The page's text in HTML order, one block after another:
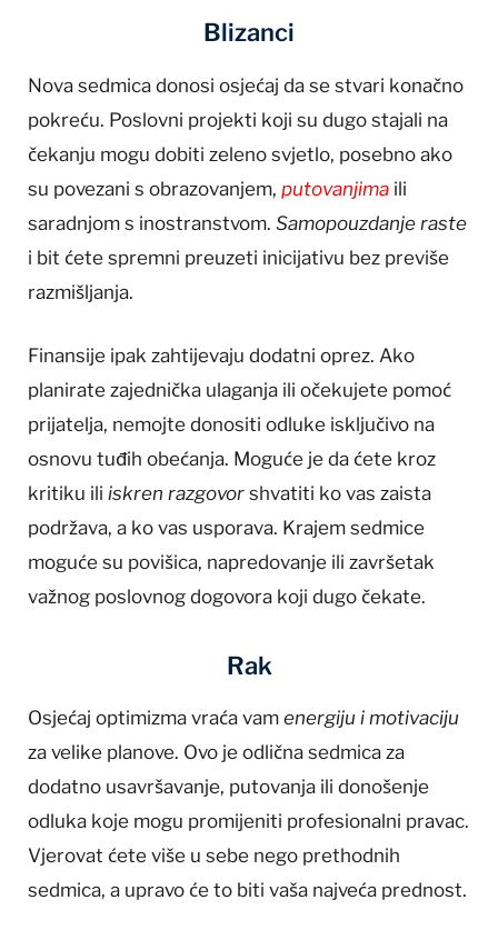
Blizanci
Nova sedmica donosi osjećaj da se stvari konačno
pokreću. Poslovni projekti koji su dugo stajali na
čekanju mogu dobiti zeleno svjetlo, posebno ako
su povezani s obrazovanjem, putovanjima ili
saradnjom s inostranstvom. Samopouzdanje raste
i bit ćete spremni preuzeti inicijativu bez previše
razmišljanja.
Finansije ipak zahtijevaju dodatni oprez. Ako
planirate zajednička ulaganja ili očekujete pomoć
prijatelja, nemojte donositi odluke isključivo na
osnovu tuđih obećanja. Moguće je da ćete kroz
kritiku ili iskren razgovor shvatiti ko vas zaista
podržava, a ko vas usporava. Krajem sedmice
moguće su povišica, napredovanje ili završetak
važnog poslovnog dogovora koji dugo čekate.
Rak
Osjećaj optimizma vraća vam energiju i motivaciju
za velike planove. Ovo je odlična sedmica za
dodatno usavršavanje, putovanja ili donošenje
odluka koje mogu promijeniti profesionalni pravac.
Vjerovat ćete više u sebe nego prethodnih
sedmica, a upravo će to biti vaša najveća prednost.